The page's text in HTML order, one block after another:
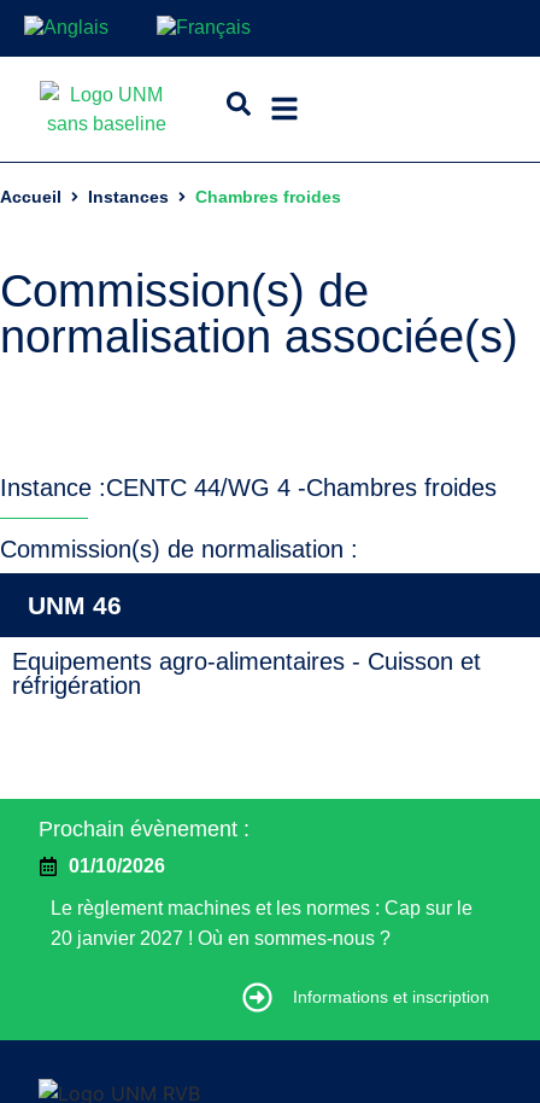
Accueil Instances Chambres froides
Commission(s) de
normalisation associée(s)
Instance :CENTC 44/WG 4 -Chambres froides
Commission(s) de normalisation :
UNM 46
Equipements agro-alimentaires - Cuisson et
réfrigération
Prochain évènement :
01/10/2026
Le règlement machines et les normes : Cap sur le
20 janvier 2027 ! Où en sommes-nous ?
Informations et inscription